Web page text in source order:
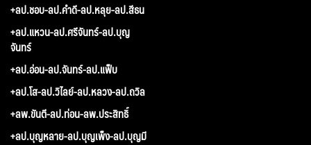
+ลป.ชอบ-ลป.คำดี-ลป.หลุย-ลป.สีธน
+ลป.แหวน-ลป.ศรีจันทร์-ลป.บุญ
จันทร์
+ลป.อ่อน-ลป.จันทร์-ลป.แฟ็บ
+ลป.โส-ลป.วิไลย์-ลป.หลวง-ลป.ถวิล
+ลพ.ขันตี-ลป.ท่อน-ลพ.ประสิทธิ์
+ลป.บุญหลาย-ลป.บุญเพ็ง-ลป.บุญมี